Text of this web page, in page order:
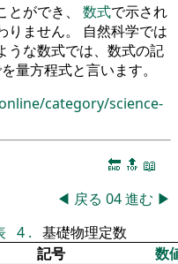
とができ、 数式で示され
りません。 自然科学では
うな数式では、数式の記
量方程式と言います。
category/science-
🔚 🔝 📖
◀ 戻る 04進む ▶
4 . 基礎物理定数
記号
数